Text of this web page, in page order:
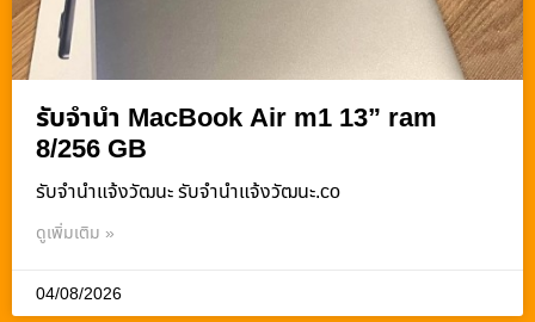
รับจำนำ MacBook Air m1 13” ram
8/256 GB
รับจํานําแจ้งวัฒนะ รับจํานําแจ้งวัฒนะ.co
ดูเพิ่มเติม »
04/08/2026